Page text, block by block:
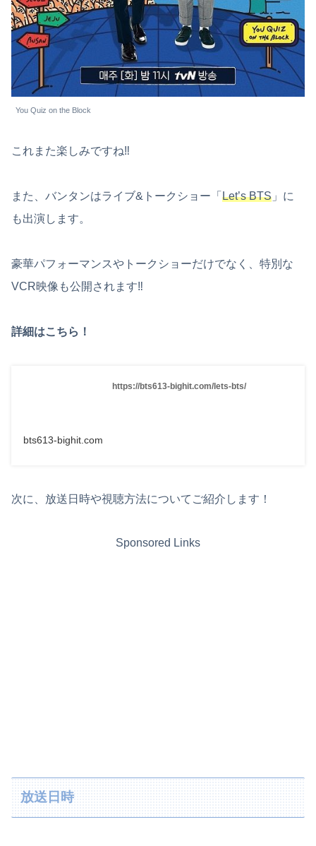
You Quiz on the Block
これまた楽しみですね‼︎
また、バンタンはライブ&トークショー「 Let’s BTS 」に
も出演します。
豪華パフォーマンスやトークショーだけでなく、特別な
VCR映像も公開されます‼︎
詳細はこちら！
https://bts613-bighit.com/lets-bts/
bts613-bighit.com
次に、放送日時や視聴方法についてご紹介します！
Sponsored Links
放送日時